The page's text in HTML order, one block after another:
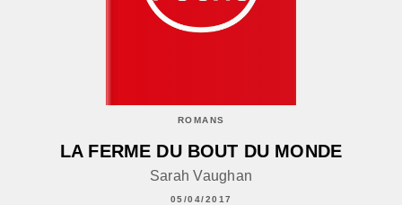
ROMANS
LA FERME DU BOUT DU MONDE
Sarah Vaughan
05/04/2017